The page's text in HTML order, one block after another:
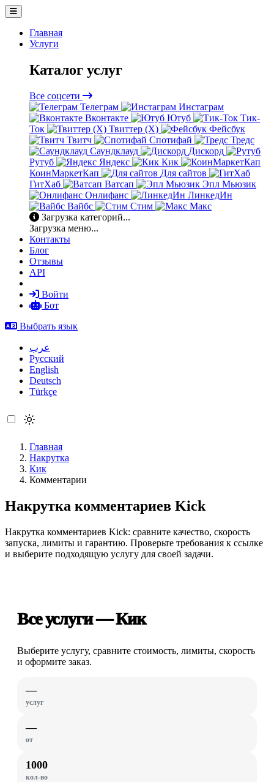
Главная
Услуги
Каталог услуг
Все соцсети
Телеграм
Инстаграм
Вконтакте
Ютуб
Тик-
Ток
Твиттер (X)
Фейсбук
Твитч
Спотифай
Тредс
Саундклауд
Дискорд
Рутуб
Яндекс
Кик
КоинМаркетКап
Для сайтов
ГитХаб
Ватсап
Эпл Мьюзик
Онлифанс
ЛинкедИн
Вайбс
Стим
Макс
Загрузка категорий...
Загрузка меню...
Контакты
Блог
Отзывы
API
Войти
Бот
Выбрать язык
عرب
Русский
English
Deutsch
Türkçe
Главная
Накрутка
Кик
Комментарии
Накрутка комментариев Kick
Накрутка комментариев Kick: сравните качество, скорость
запуска, лимиты и гарантию. Проверьте требования к ссылке
и выберите подходящую услугу для своей задачи.
Все услуги — Кик
Выберите услугу, сравните стоимость, лимиты, скорость
и оформите заказ.
—
услуг
—
от
1000
кол-во